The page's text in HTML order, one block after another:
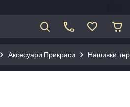
Аксесуари Прикраси Нашивки